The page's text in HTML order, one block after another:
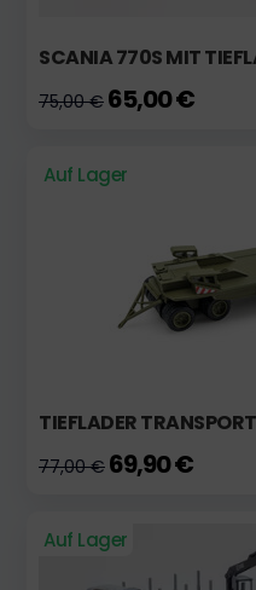
SCANIA 770S MIT
75,00 € 65,00 €
Auf Lager
TIEFLADER
77,00 € 69,90 €
Auf Lager